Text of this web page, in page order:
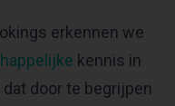
erkennen we
kennis in
door te begrijpen